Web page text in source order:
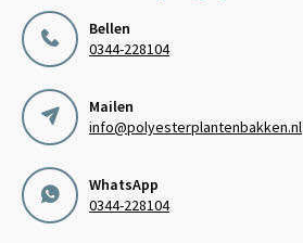
Bellen
0344-228104
Mailen
info@polyesterplantenbakken.nl
WhatsApp
0344-228104